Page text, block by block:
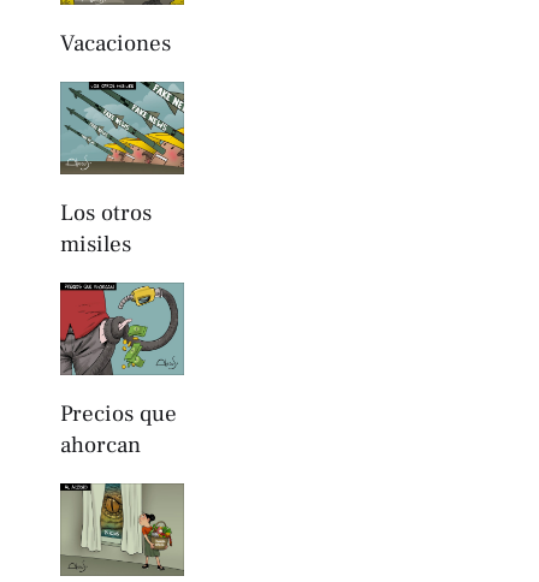
Vacaciones
Los otros
misiles
Precios que
ahorcan